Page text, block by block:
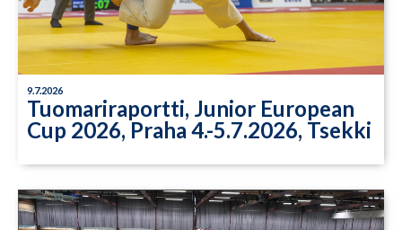
9.7.2026
Tuomariraportti, Junior European
Cup 2026, Praha 4.-5.7.2026, Tsekki